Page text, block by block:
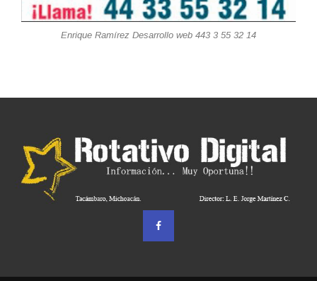
Enrique Ramírez Desarrollo web 443 3 55 32 14